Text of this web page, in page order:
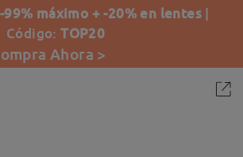
99% máximo + -20% en lentes |
Código:TOP20
Ahora >